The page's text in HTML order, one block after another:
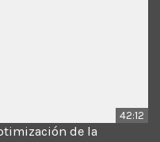
42:12
de la